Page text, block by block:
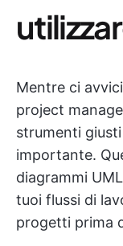
Mentre ci
project
strumenti
importante.
diagrammi
tuoi flussi di
progetti prima